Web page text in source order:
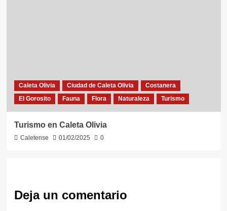
Caleta Olivia Ciudad de Caleta Olivia
Costanera
El Gorosito
Fauna Flora Naturaleza Turismo
Turismo en Caleta Olivia
Caletense 01/02/2025 0
Deja un comentario